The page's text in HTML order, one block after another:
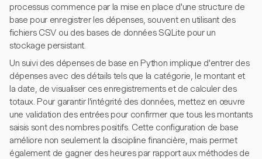
processus commence par la mise en place d'une structure de
base pour enregistrer les dépenses, souvent en utilisant des
fichiers CSV ou des bases de données SQLite pour un
stockage persistant.
Un suivi des dépenses de base en Python implique d'entrer des
dépenses avec des détails tels que la catégorie, le montant et
la date, de visualiser ces enregistrements et de calculer des
totaux. Pour garantir l'intégrité des données, mettez en œuvre
une validation des entrées pour confirmer que tous les montants
saisis sont des nombres positifs. Cette configuration de base
améliore non seulement la discipline financière, mais permet
également de gagner des heures par rapport aux méthodes de